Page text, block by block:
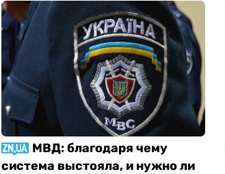
МВД: благодаря чему
система выстояла, и нужно ли